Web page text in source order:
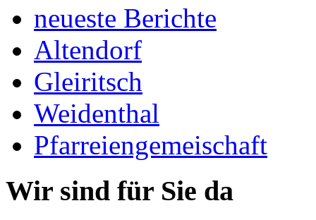
neueste Berichte
Altendorf
Gleiritsch
Weidenthal
Pfarreiengemeischaft
Wir sind für Sie da